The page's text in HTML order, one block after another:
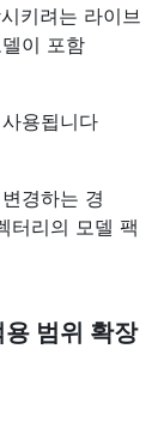
키려는 라이브
이 포함
용됩니다
경하는 경
터리의 모델 팩
범위 확장